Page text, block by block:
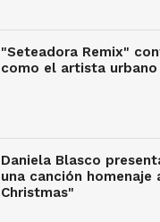
"Seteadora Remix"
como el artista
Daniela Blasco
una canción homenaje
Christmas"